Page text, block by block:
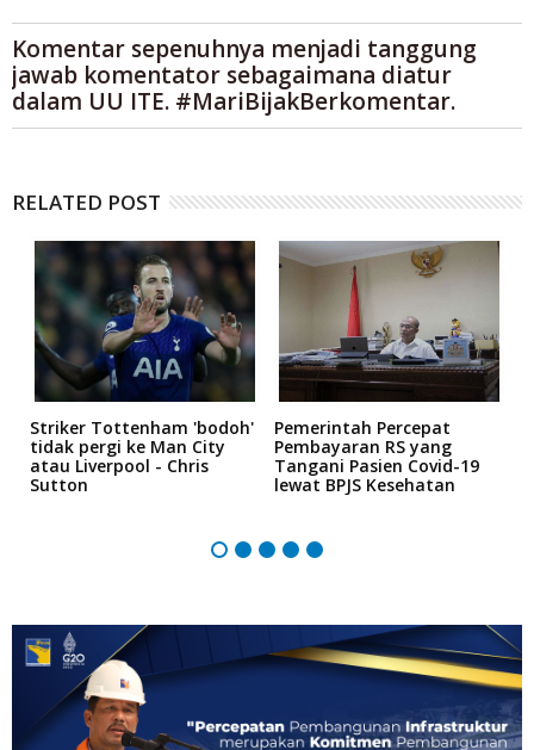
Komentar sepenuhnya menjadi tanggung
jawab komentator sebagaimana diatur
dalam UU ITE. #MariBijakBerkomentar.
RELATED POST
Striker Tottenham 'bodoh'
tidak pergi ke Man City
atau Liverpool - Chris
Sutton
Pemerintah Percepat
Pembayaran RS yang
Tangani Pasien Covid-19
lewat BPJS Kesehatan